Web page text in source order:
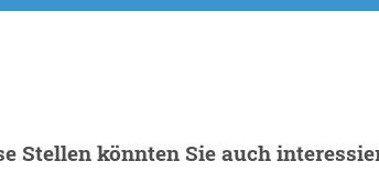
Stellen könnten Sie auch